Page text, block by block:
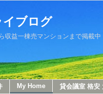
ブログ
収益一棟売マンションまで掲
My Home 貸会議室 格安